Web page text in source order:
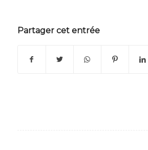
Partager cet entrée